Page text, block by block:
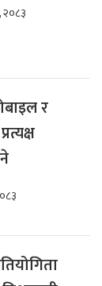
र